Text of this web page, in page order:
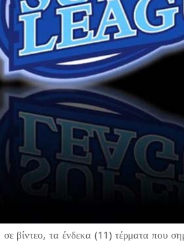
βίντεο, τα ένδεκα (11) τέρματα που